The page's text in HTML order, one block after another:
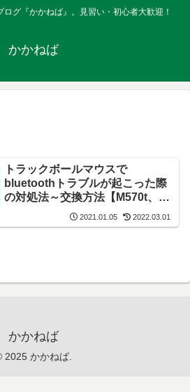
グ『かかねば』。見習い・初心者大歓迎！
かかねば
トラックボールマウスで
bluetoothトラブルが起こった際
の対処法～交換方法【M570t、
SW-M570、M570/ロジクール】
2021.01.05 2022.03.01
かかねば
2025 かかねば.